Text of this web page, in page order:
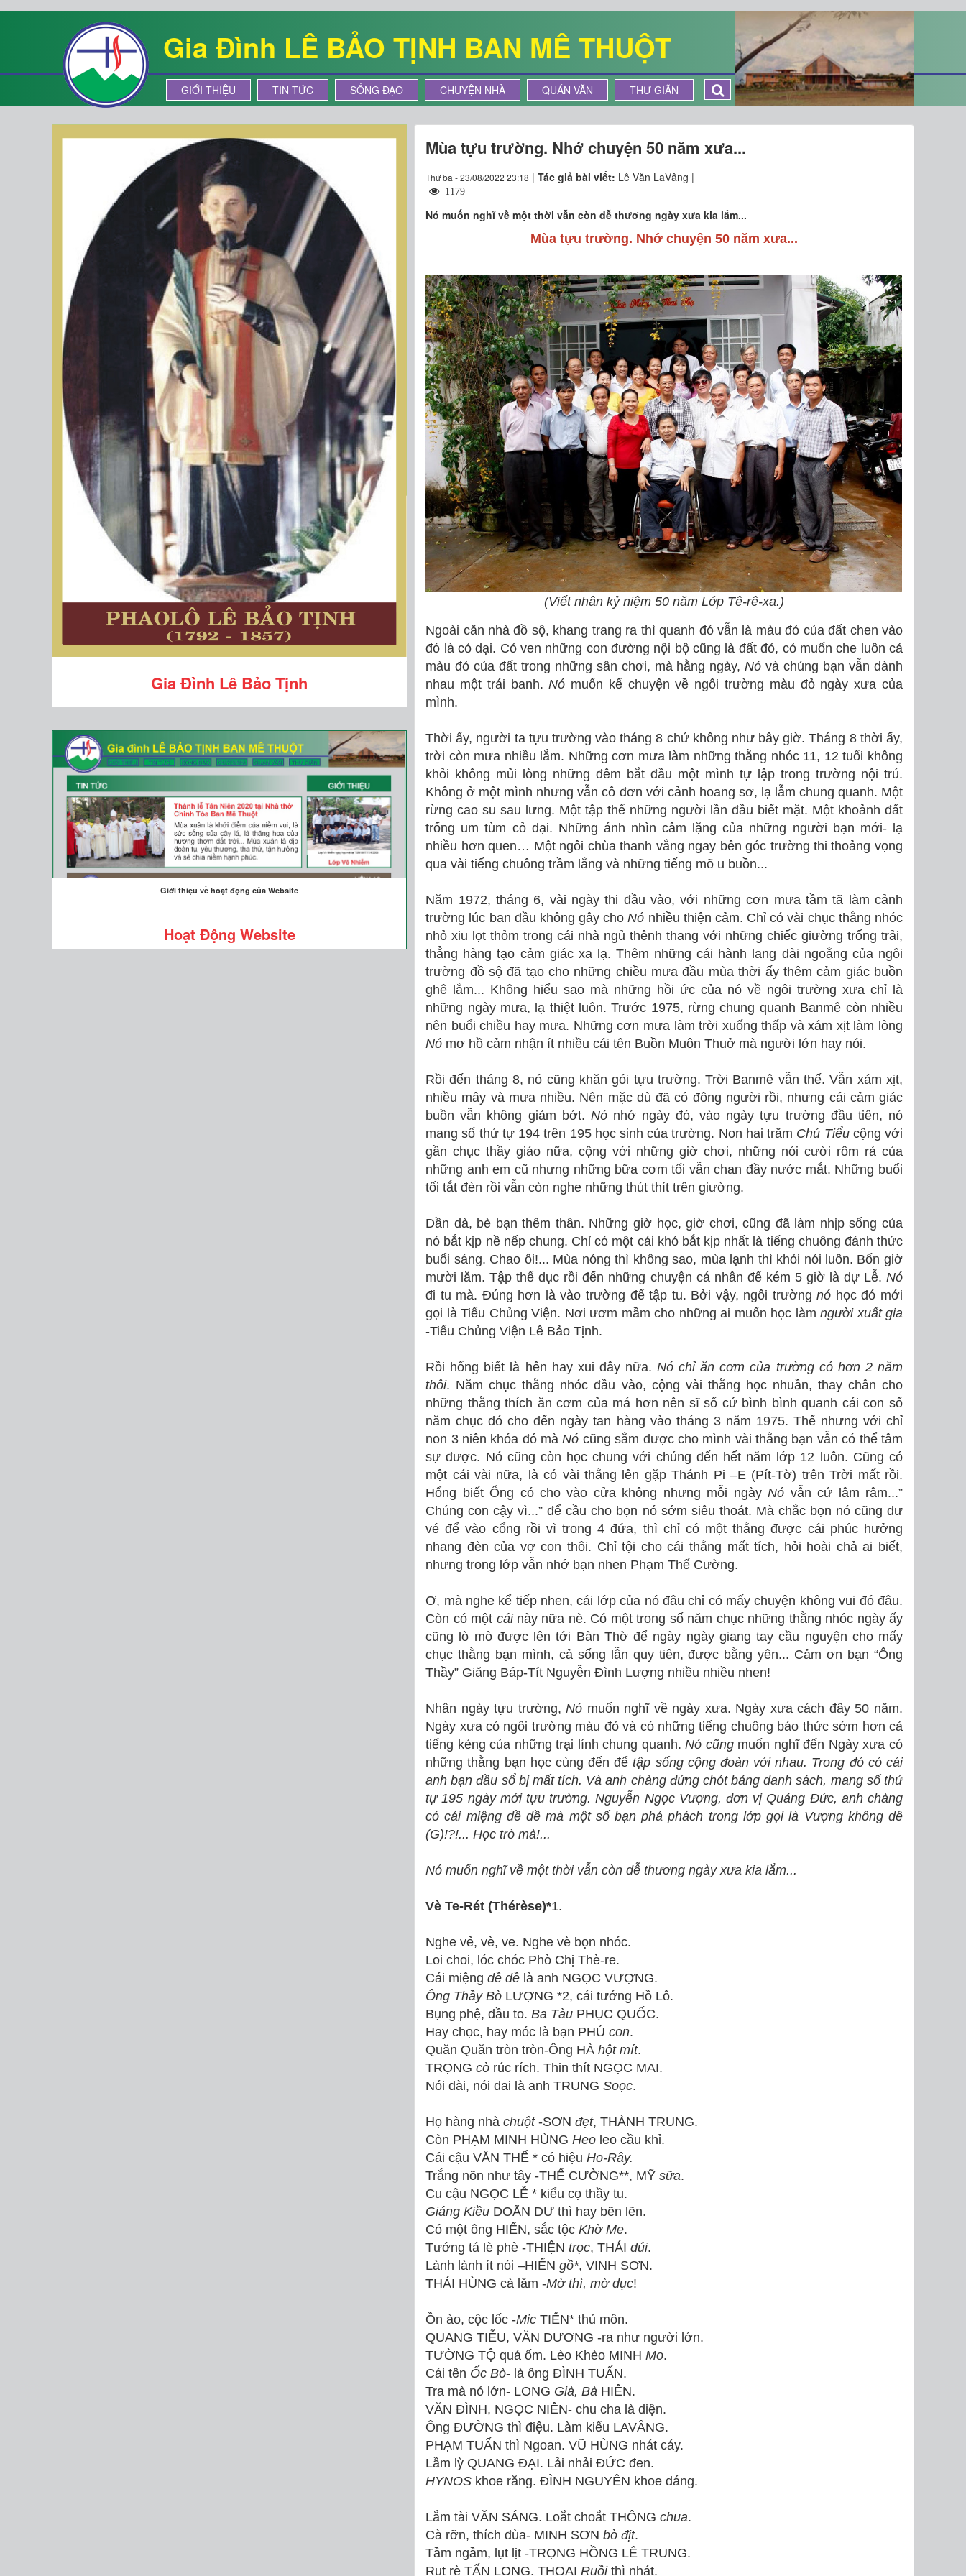
Gia Đình LÊ BẢO TỊNH BAN MÊ THUỘT
GIỚI THIỆU TIN TỨC SỐNG ĐẠO CHUYỆN NHÀ QUÁN VĂN THƯ GIÃN
Mùa tựu trường. Nhớ chuyện 50 năm xưa...
Thứ ba - 23/08/2022 23:18 |Tác giả bài viết: Lê Văn LaVâng |
1179
Nó muốn nghĩ về một thời vẫn còn dễ thương ngày xưa kia lắm...
Mùa tựu trường. Nhớ chuyện 50 năm xưa...
(Viết nhân kỷ niệm 50 năm Lớp Tê-rê-xa.)
Ngoài căn nhà đồ sộ, khang trang ra thì quanh đó vẫn là màu đỏ của đất chen vào
đó là cỏ dại. Cỏ ven những con đường nội bộ cũng là đất đỏ, cỏ muốn che luôn cả
màu đỏ của đất trong những sân chơi, mà hằng ngày,Nó và chúng bạn vẫn dành
nhau một trái banh.Nó muốn kể chuyện về ngôi trường màu đỏ ngày xưa của
mình.
Thời ấy, người ta tựu trường vào tháng 8 chứ không như bây giờ. Tháng 8 thời ấy,
trời còn mưa nhiều lắm. Những cơn mưa làm những thằng nhóc 11, 12 tuổi không
khỏi không mủi lòng những đêm bắt đầu một mình tự lập trong trường nội trú.
Không ở một mình nhưng vẫn cô đơn với cảnh hoang sơ, lạ lẫm chung quanh. Một
rừng cao su sau lưng. Một tập thể những người lần đầu biết mặt. Một khoảnh đất
trống um tùm cỏ dại. Những ánh nhìn câm lặng của những người bạn mới- lạ
nhiều hơn quen… Một ngôi chùa thanh vắng ngay bên góc trường thi thoảng vọng
qua vài tiếng chuông trầm lắng và những tiếng mõ u buồn...
Năm 1972, tháng 6, vài ngày thi đầu vào, với những cơn mưa tầm tã làm cảnh
trường lúc ban đầu không gây choNó nhiều thiện cảm. Chỉ có vài chục thằng nhóc
nhỏ xiu lọt thỏm trong cái nhà ngủ thênh thang với những chiếc giường trống trải,
thẳng hàng tạo cảm giác xa lạ. Thêm những cái hành lang dài ngoằng của ngôi
trường đồ sộ đã tạo cho những chiều mưa đầu mùa thời ấy thêm cảm giác buồn
ghê lắm... Không hiểu sao mà những hồi ức của nó về ngôi trường xưa chỉ là
những ngày mưa, lạ thiệt luôn. Trước 1975, rừng chung quanh Banmê còn nhiều
nên buổi chiều hay mưa. Những cơn mưa làm trời xuống thấp và xám xịt làm lòng
Nó mơ hồ cảm nhận ít nhiều cái tên Buồn Muôn Thuở mà người lớn hay nói.
Rồi đến tháng 8, nó cũng khăn gói tựu trường. Trời Banmê vẫn thế. Vẫn xám xịt,
nhiều mây và mưa nhiều. Nên mặc dù đã có đông người rồi, nhưng cái cảm giác
buồn vẫn không giảm bớt. Nónhớ ngày đó, vào ngày tựu trường đầu tiên, nó
mang số thứ tự 194 trên 195 học sinh của trường. Non hai trăm Chú Tiểucộng với
gần chục thầy giáo nữa, cộng với những giờ chơi, những nói cười rôm rả của
những anh em cũ nhưng những bữa cơm tối vẫn chan đầy nước mắt. Những buổi
tối tắt đèn rồi vẫn còn nghe những thút thít trên giường.
Dần dà, bè bạn thêm thân. Những giờ học, giờ chơi, cũng đã làm nhịp sống của
nó bắt kịp nề nếp chung. Chỉ có một cái khó bắt kịp nhất là tiếng chuông đánh thức
buổi sáng. Chao ôi!... Mùa nóng thì không sao, mùa lạnh thì khỏi nói luôn. Bốn giờ
mười lăm. Tập thể dục rồi đến những chuyện cá nhân để kém 5 giờ là dự Lễ. Nó
đi tu mà. Đúng hơn là vào trường để tập tu. Bởi vậy, ngôi trườngnó học đó mới
gọi là Tiểu Chủng Viện. Nơi ươm mầm cho những ai muốn học làmngười xuất gia
-Tiểu Chủng Viện Lê Bảo Tịnh.
Rồi hổng biết là hên hay xui đây nữa. Nó chỉ ăn cơm của trường có hơn 2 năm
thôi. Năm chục thằng nhóc đầu vào, cộng vài thằng học nhuần, thay chân cho
những thằng thích ăn cơm của má hơn nên sĩ số cứ bình bình quanh cái con số
năm chục đó cho đến ngày tan hàng vào tháng 3 năm 1975. Thế nhưng với chỉ
non 3 niên khóa đó màNó cũng sắm được cho mình vài thằng bạn vẫn có thể tâm
sự được. Nó cũng còn học chung với chúng đến hết năm lớp 12 luôn. Cũng có
một cái vài nữa, là có vài thằng lên gặp Thánh Pi –E (Pít-Tờ) trên Trời mất rồi.
Hổng biết Ổng có cho vào cửa không nhưng mỗi ngàyNó vẫn cứ lâm râm...”
Chúng con cậy vì...” để cầu cho bọn nó sớm siêu thoát. Mà chắc bọn nó cũng dư
vé để vào cổng rồi vì trong 4 đứa, thì chỉ có một thằng được cái phúc hưởng
nhang đèn của vợ con thôi. Chỉ tội cho cái thằng mất tích, hỏi hoài chả ai biết,
nhưng trong lớp vẫn nhớ bạn nhen Phạm Thế Cường.
Ơ, mà nghe kể tiếp nhen, cái lớp của nó đâu chỉ có mấy chuyện không vui đó đâu.
Còn có một cáinày nữa nè. Có một trong số năm chục những thằng nhóc ngày ấy
cũng lò mò được lên tới Bàn Thờ để ngày ngày giang tay cầu nguyện cho mấy
chục thằng bạn mình, cả sống lẫn quy tiên, được bằng yên... Cảm ơn bạn “Ông
Thầy” Giăng Báp-Tít Nguyễn Đình Lượng nhiều nhiều nhen!
Nhân ngày tựu trường,Nó muốn nghĩ về ngày xưa. Ngày xưa cách đây 50 năm.
Ngày xưa có ngôi trường màu đỏ và có những tiếng chuông báo thức sớm hơn cả
tiếng kẻng của những trại lính chung quanh.Nó cũngmuốn nghĩ đến Ngày xưa có
những thằng bạn học cùng đến đểtập sống cộng đoàn với nhau. Trong đó có cái
anh bạn đầu sổ bị mất tích. Và anh chàng đứng chót bảng danh sách, mang số thứ
tự 195 ngày mới tựu trường. Nguyễn Ngọc Vượng, đơn vị Quảng Đức, anh chàng
có cái miệng dề dề mà một số bạn phá phách trong lớp gọi là Vượng không dê
(G)!?!... Học trò mà!...
Nó muốn nghĩ về một thời vẫn còn dễ thương ngày xưa kia lắm...
Vè Te-Rét (Thérèse)*1.
Nghe vẻ, vè, ve. Nghe vè bọn nhóc.
Loi choi, lóc chóc Phò Chị Thè-re.
Cái miệngdề dề là anh NGỌC VƯỢNG.
Ông Thầy Bò LƯỢNG *2, cái tướng Hồ Lô.
Bụng phệ, đầu to.Ba Tàu PHỤC QUỐC.
Hay chọc, hay móc là bạn PHÚcon.
Quăn Quăn tròn tròn-Ông HÀhột mít.
TRỌNGcò rúc rích. Thin thít NGỌC MAI.
Nói dài, nói dai là anh TRUNG Soọc.
Họ hàng nhàchuột-SƠNđẹt, THÀNH TRUNG.
Còn PHẠM MINH HÙNGHeo leo cầu khỉ.
Cái cậu VĂN THỂ * có hiệuHo-Rây.
Trắng nõn như tây -THẾ CƯỜNG**, MỸsữa.
Cu cậu NGỌC LỄ * kiểu cọ thầy tu.
Giáng Kiều DOÃN DƯ thì hay bẽn lẽn.
Có một ông HIỂN, sắc tộcKhờ Me.
Tướng tá lè phè -THIỆNtrọc, THÁIdúi.
Lành lành ít nói –HIỂNgồ*, VINH SƠN.
THÁI HÙNG cà lăm -Mờ thì, mờ dục!
Ồn ào, cộc lốc -Mic TIẾN* thủ môn.
QUANG TIỄU, VĂN DƯƠNG -ra như người lớn.
TƯỜNG TỘ quá ốm. Lèo Khèo MINHMo.
Cái tên Ốc Bò- là ông ĐÌNH TUẤN.
Tra mà nỏ lớn- LONG Già, Bà HIÊN.
VĂN ĐÌNH, NGỌC NIÊN- chu cha là diện.
Ông ĐƯỜNG thì điệu. Làm kiểu LAVÂNG.
PHẠM TUẤN thì Ngoan. VŨ HÙNG nhát cáy.
Lầm lỳ QUANG ĐẠI. Lải nhải ĐỨC đen.
HYNOS khoe răng. ĐÌNH NGUYÊN khoe dáng.
Lắm tài VĂN SÁNG. Loắt choắt THÔNGchua.
Cà rỡn, thích đùa- MINH SƠNbò địt.
Tầm ngầm, lụt lịt -TRỌNG HỒNG LÊ TRUNG.
Rụt rè TẤN LONG. THOẠIRuồithì nhát.
Gia Đình Lê Bảo Tịnh
Giới thiệu về hoạt động của Website
Hoạt Động Website